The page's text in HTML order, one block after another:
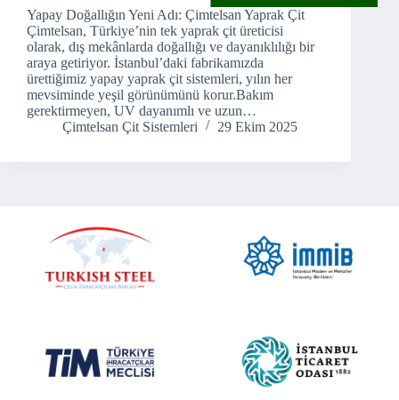
Yapay Doğallığın Yeni Adı: Çimtelsan Yaprak Çit
Çimtelsan, Türkiye’nin tek yaprak çit üreticisi
olarak, dış mekânlarda doğallığı ve dayanıklılığı bir
araya getiriyor. İstanbul’daki fabrikamızda
ürettiğimiz yapay yaprak çit sistemleri, yılın her
mevsiminde yeşil görünümünü korur.Bakım
gerektirmeyen, UV dayanımlı ve uzun…
Çimtelsan Çit Sistemleri
29 Ekim 2025